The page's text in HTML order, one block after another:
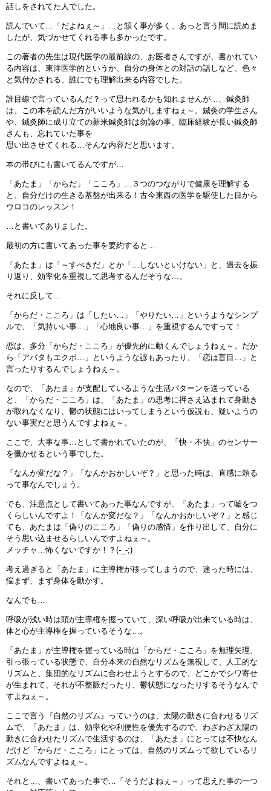
話しをされてた人でした。
読んでいて…「だよねぇ～」…と頷く事が多く、あっと言う間に読めま
したが、気づかせてくれる事も多かったです。
この著者の先生は現代医学の最前線の、お医者さんですが、書かれてい
る内容は、東洋医学的というか、自分の身体との対話の話しなど、色々
と気付かされる、誰にでも理解出来る内容でした。
誰目線で言っているんだ？って思われるかも知れませんが…、鍼灸師
は、この本を読んだ方がいいような気がしますねぇ～。鍼灸の学生さん
や、鍼灸師に成り立ての新米鍼灸師は勿論の事、臨床経験が長い鍼灸師
さんも、忘れていた事を
思い出させてくれる…そんな内容だと思います。
本の帯びにも書いてるんですが…
「あたま」「からだ」「こころ」…３つのつながりで健康を理解する
と、自分だけの生きる基盤が出来る！古今東西の医学を駆使した目から
ウロコのレッスン！
…と書いてありました。
最初の方に書いてあった事を要約すると…
「あたま」は「～すべきだ」とか「…しないといけない」と、過去を振
り返り、効率化を重視して思考するんだそうな…。
それに反して…
「からだ・こころ」は「したい…」「やりたい…」というようなシンプ
ルで、「気持いい事…」「心地良い事…」を重視するんですって！
恋は、多分「からだ・こころ」が優先的に動くんでしょうねぇ～。だか
ら「アバタもエクボ…」というような諺もあったり、「恋は盲目…」と
言ったりするんでしょうねぇ～。
なので、「あたま」が支配しているような生活パターンを送っている
と、「からだ・こころ」は、「あたま」の思考に押さえ込まれて身動き
が取れなくなり、鬱の状態にはいってしまうという仮説も、疑いようの
ない事実だと思うんですよねぇ～。
ここで、大事な事…として書かれていたのが、「快・不快」のセンサー
を働かせるという事でした。
「なんか変だな？」「なんかおかしいぞ？」と思った時は、直感に頼る
って事なんでしょう。
でも、注意点として書いてあった事なんですが、「あたま」って嘘をつ
くらしいんですよ！「なんか変だな？」「なんかおかしいぞ？」と感じ
ても、あたまは「偽りのこころ」「偽りの感情」を作り出して、自分に
そう思い込ませるらしいんですよねぇ～。
メッチャ…怖くないですか！？(-_-;)
考え過ぎると「あたま」に主導権が移ってしまうので、迷った時には、
悩まず、まず身体を動かす。
なんでも…
呼吸が浅い時は頭が主導権を握っていて、深い呼吸が出来ている時は、
体と心が主導権を握っているそうな…。
「あたま」が主導権を握っている時は「からだ・こころ」を無理矢理、
引っ張っている状態で、自分本来の自然なリズムを無視して、人工的な
リズムと、集団的なリズムに合わせようとするので、どこかでシワ寄せ
が生まれて、それが不整脈だったり、鬱状態になったりするそうなんで
すよねぇ～。
ここで言う『自然のリズム』っていうのは、太陽の動きに合わせるリズ
ムで、「あたま」は、効率化や利便性を優先するので、わざわざ太陽の
動きに合わせたリズムで生活するのは、「あたま」にとっては不快なん
だけど「からだ・こころ」にとっては、自然のリズムって欲しているリ
ズムなんですよねぇ～。
それと…、書いてあった事で…「そうだよねぇ～」って思えた事の一つ